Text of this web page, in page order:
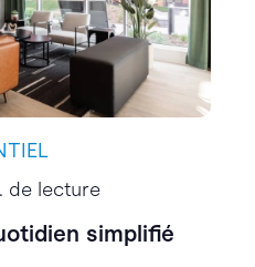
de lecture
simplifié